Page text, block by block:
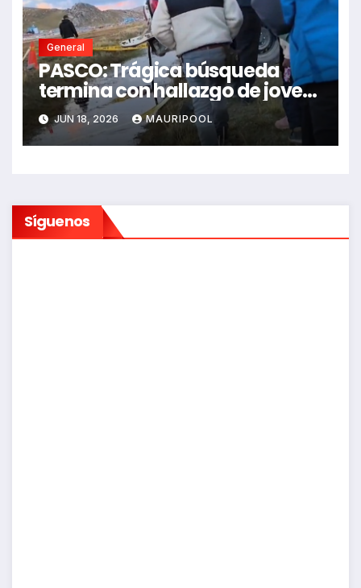
General
PASCO: Trágica búsqueda
termina con hallazgo de joven
sin vida en Rancas
JUN 18, 2026 MAURIPOOL
Síguenos